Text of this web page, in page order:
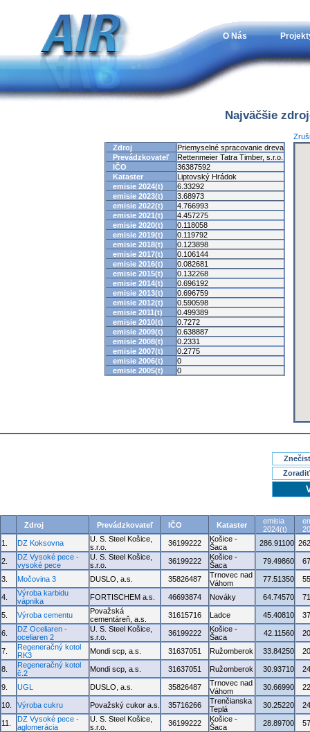
O Nás
Najväčšie
Zdroj
Priemyselné spracovanie dreva
Prevádzkovateľ
Rettenmeier Tatra Timber, s.r.o.
IČO
36387592
Kataster
Liptovský Hrádok
emisie 2024(t)
6.33292
emisie 2023(t)
3.68973
emisie 2022(t)
4.766993
emisie 2021(t)
4.457275
emisie 2020(t)
0.118058
emisie 2019(t)
0.119792
emisie 2018(t)
0.123898
emisie 2017(t)
0.106144
emisie 2016(t)
0.082681
emisie 2015(t)
0.132268
emisie 2014(t)
0.696192
emisie 2013(t)
0.696759
emisie 2012(t)
0.590598
emisie 2011(t)
0.499389
emisie 2010(t)
0.7272
emisie 2009(t)
0.638887
emisie 2008(t)
0.2331
emisie 2007(t)
0.2775
emisie 2006(t)
0
emisie 2005(t)
0
Zdroj Prevádzkovateľ IČO Kataster
emisia
2024(t)
1.
DZ Koksovna
U. S. Steel Košice,
s.r.o.
36199222
Košice -
Šaca
286.91100
2.
DZ Vysoké pece -
vysoké pece
U. S. Steel Košice,
s.r.o.
36199222
Košice -
Šaca
79.49860
3. Močovina 3 DUSLO, a.s. 35826487
Trnovec nad
Váhom
77.51350
4.
Výroba karbidu
vápnika
FORTISCHEM a.s. 46693874 Nováky 64.74570
5. Výroba cementu
Považská
cementáreň, a.s.
31615716 Ladce 45.40810
6.
DZ Oceliaren -
oceliaren 2
U. S. Steel Košice,
s.r.o.
36199222
Košice -
Šaca
42.11560
7.
Regeneračný kotol
RK3
Mondi scp, a.s. 31637051 Ružomberok 33.84250
8.
Regeneračný kotol
č.2
Mondi scp, a.s. 31637051 Ružomberok 30.93710
9. UGL DUSLO, a.s. 35826487
Trnovec nad
Váhom
30.66990
10. Výroba cukru Považský cukor a.s. 35716266
Trenčianska
Teplá
30.25220
11.
DZ Vysoké pece -
aglomerácia
U. S. Steel Košice,
s.r.o.
36199222
Košice -
Šaca
28.89700